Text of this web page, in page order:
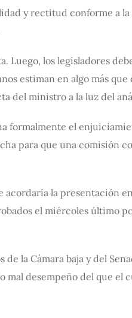
y rectitud conforme a la
Luego, los legisladores
estiman en algo más
ministro a la luz del
formalmente el
para que una comisión
acordaría la presentación
el miércoles último
la Cámara baja y del
desempeño del que el